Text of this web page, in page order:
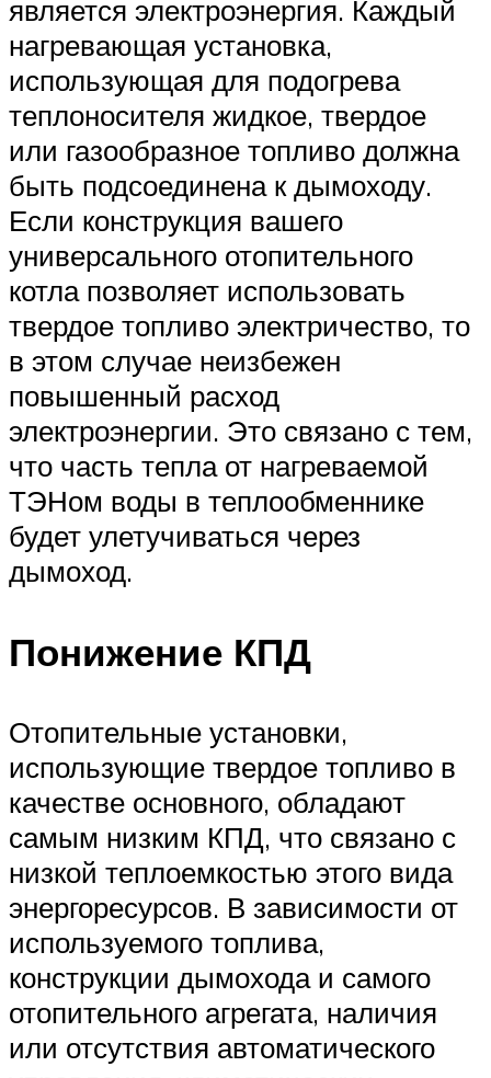
является электроэнергия. Каждый
нагревающая установка,
использующая для подогрева
теплоносителя жидкое, твердое
или газообразное топливо должна
быть подсоединена к дымоходу.
Если конструкция вашего
универсального отопительного
котла позволяет использовать
твердое топливо электричество, то
в этом случае неизбежен
повышенный расход
электроэнергии. Это связано с тем,
что часть тепла от нагреваемой
ТЭНом воды в теплообменнике
будет улетучиваться через
дымоход.
Понижение КПД
Отопительные установки,
использующие твердое топливо в
качестве основного, обладают
самым низким КПД, что связано с
низкой теплоемкостью этого вида
энергоресурсов. В зависимости от
используемого топлива,
конструкции дымохода и самого
отопительного агрегата, наличия
или отсутствия автоматического